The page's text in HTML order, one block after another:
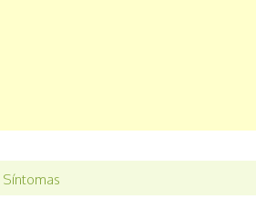
Síntomas